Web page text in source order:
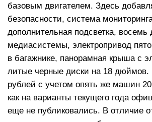
базовым двигателем. Здесь
безопасности, система
дополнительная подсветка, восемь
медиасистемы, электропривод
в багажнике, панорамная крыша с
литые черные диски на 18 дюймов.
рублей с учетом опять же машин
как на варианты текущего года
еще не публиковались. В отличие